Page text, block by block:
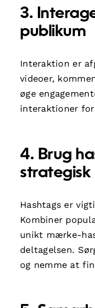
3.
publikum
Interaktion er
videoer,
øge
interaktioner
4. Brug
strategisk
Hashtags er
Kombiner
unikt mærke-
deltagelsen.
og nemme at